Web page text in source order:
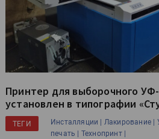
Принтер для выборочного
установлен в типографии
ТЕГИ Инсталляции | Лакирование |
печать |
Технопринт |